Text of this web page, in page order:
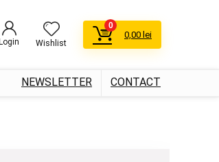
Login Wishlist
0
0,00 lei
NEWSLETTER CONTACT